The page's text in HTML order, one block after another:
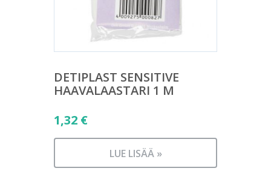
DETIPLAST SENSITIVE
HAAVALAASTARI 1 M
1,32 €
LUE LISÄÄ »